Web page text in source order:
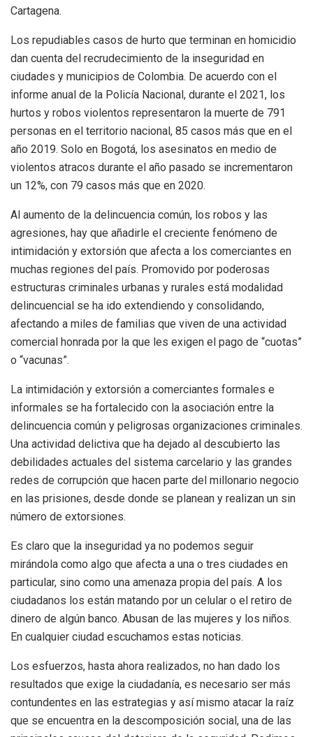
Cartagena.
Los repudiables casos de hurto que terminan en homicidio
dan cuenta del recrudecimiento de la inseguridad en
ciudades y municipios de Colombia. De acuerdo con el
informe anual de la Policía Nacional, durante el 2021, los
hurtos y robos violentos representaron la muerte de 791
personas en el territorio nacional, 85 casos más que en el
año 2019. Solo en Bogotá, los asesinatos en medio de
violentos atracos durante el año pasado se incrementaron
un 12%, con 79 casos más que en 2020.
Al aumento de la delincuencia común, los robos y las
agresiones, hay que añadirle el creciente fenómeno de
intimidación y extorsión que afecta a los comerciantes en
muchas regiones del país. Promovido por poderosas
estructuras criminales urbanas y rurales está modalidad
delincuencial se ha ido extendiendo y consolidando,
afectando a miles de familias que viven de una actividad
comercial honrada por la que les exigen el pago de “cuotas”
o “vacunas”.
La intimidación y extorsión a comerciantes formales e
informales se ha fortalecido con la asociación entre la
delincuencia común y peligrosas organizaciones criminales.
Una actividad delictiva que ha dejado al descubierto las
debilidades actuales del sistema carcelario y las grandes
redes de corrupción que hacen parte del millonario negocio
en las prisiones, desde donde se planean y realizan un sin
número de extorsiones.
Es claro que la inseguridad ya no podemos seguir
mirándola como algo que afecta a una o tres ciudades en
particular, sino como una amenaza propia del país. A los
ciudadanos los están matando por un celular o el retiro de
dinero de algún banco. Abusan de las mujeres y los niños.
En cualquier ciudad escuchamos estas noticias.
Los esfuerzos, hasta ahora realizados, no han dado los
resultados que exige la ciudadanía, es necesario ser más
contundentes en las estrategias y así mismo atacar la raíz
que se encuentra en la descomposición social, una de las